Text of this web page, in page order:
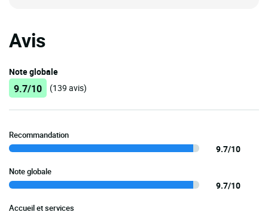
Avis
Note globale
9.7/10 (139 avis)
Recommandation
9.7/10
Note globale
9.7/10
Accueil et services